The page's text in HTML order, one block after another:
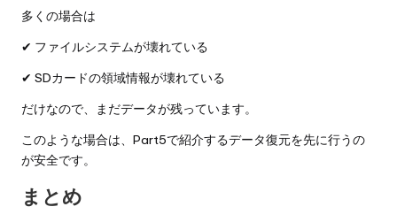
多くの場合は
✔ ファイルシステムが壊れている
✔ SDカードの領域情報が壊れている
だけなので、まだデータが残っています。
このような場合は、Part5で紹介するデータ復元を先に行うの
が安全です。
まとめ